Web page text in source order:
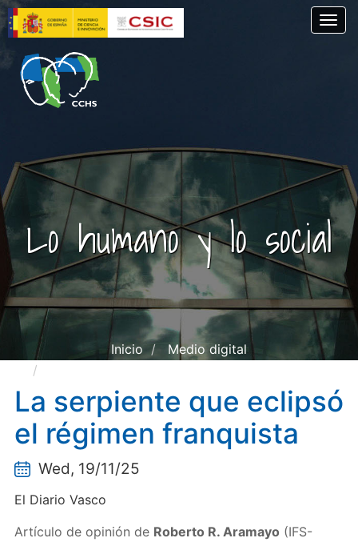
Skip
to
main
content
Lo humano y lo social
Inicio
Medio digital
La serpiente que eclipsó
el régimen franquista
Wed, 19/11/25
El Diario Vasco
Artículo de opinión de Roberto R. Aramayo (IFS-